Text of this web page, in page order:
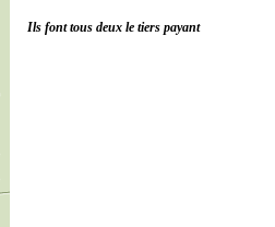
Ils font tous deux le tiers payant